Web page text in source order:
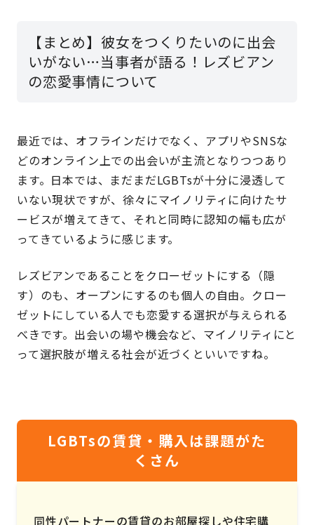
【まとめ】彼女をつくりたいのに出会
いがない…当事者が語る！レズビアン
の恋愛事情について
最近では、オフラインだけでなく、アプリやSNSな
どのオンライン上での出会いが主流となりつつあり
ます。日本では、まだまだLGBTsが十分に浸透して
いない現状ですが、徐々にマイノリティに向けたサ
ービスが増えてきて、それと同時に認知の幅も広が
ってきているように感じます。
レズビアンであることをクローゼットにする（隠
す）のも、オープンにするのも個人の自由。クロー
ゼットにしている人でも恋愛する選択が与えられる
べきです。出会いの場や機会など、マイノリティにと
って選択肢が増える社会が近づくといいですね。
LGBTsの賃貸・購入は課題がた
くさん
同性パートナーの賃貸のお部屋探しや住宅購